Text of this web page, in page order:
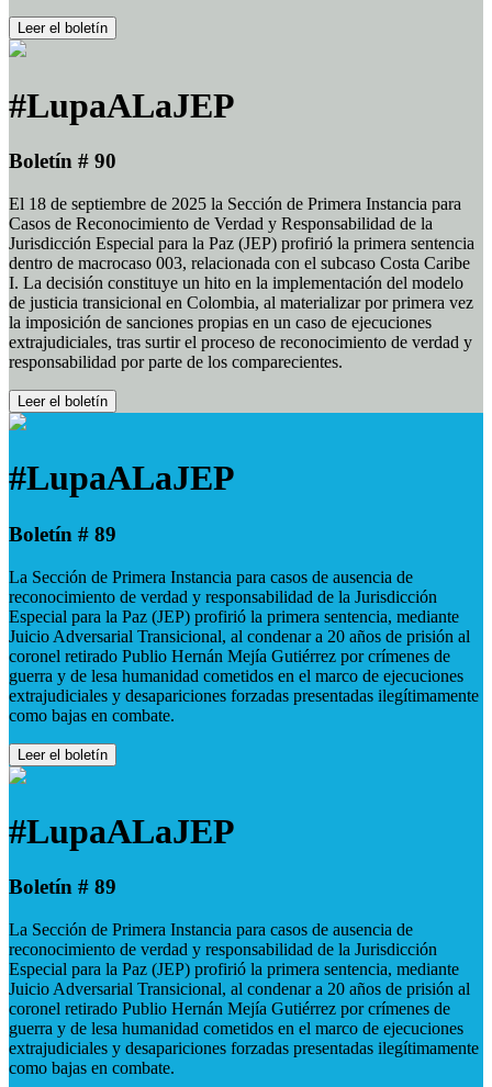
Leer el boletín
#LupaALaJEP
Boletín # 90
El 18 de septiembre de 2025 la Sección de Primera Instancia para
Casos de Reconocimiento de Verdad y Responsabilidad de la
Jurisdicción Especial para la Paz (JEP) profirió la primera sentencia
dentro de macrocaso 003, relacionada con el subcaso Costa Caribe
I. La decisión constituye un hito en la implementación del modelo
de justicia transicional en Colombia, al materializar por primera vez
la imposición de sanciones propias en un caso de ejecuciones
extrajudiciales, tras surtir el proceso de reconocimiento de verdad y
responsabilidad por parte de los comparecientes.
Leer el boletín
#LupaALaJEP
Boletín # 89
La Sección de Primera Instancia para casos de ausencia de
reconocimiento de verdad y responsabilidad de la Jurisdicción
Especial para la Paz (JEP) profirió la primera sentencia, mediante
Juicio Adversarial Transicional, al condenar a 20 años de prisión al
coronel retirado Publio Hernán Mejía Gutiérrez por crímenes de
guerra y de lesa humanidad cometidos en el marco de ejecuciones
extrajudiciales y desapariciones forzadas presentadas ilegítimamente
como bajas en combate.
Leer el boletín
#LupaALaJEP
Boletín # 89
La Sección de Primera Instancia para casos de ausencia de
reconocimiento de verdad y responsabilidad de la Jurisdicción
Especial para la Paz (JEP) profirió la primera sentencia, mediante
Juicio Adversarial Transicional, al condenar a 20 años de prisión al
coronel retirado Publio Hernán Mejía Gutiérrez por crímenes de
guerra y de lesa humanidad cometidos en el marco de ejecuciones
extrajudiciales y desapariciones forzadas presentadas ilegítimamente
como bajas en combate.